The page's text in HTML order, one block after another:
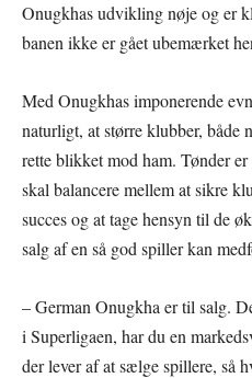
Onugkhas udvikling nøje og er
banen ikke er gået ubemærket
Med Onugkhas imponerende
naturligt, at større klubber, både
rette blikket mod ham. Tønder
skal balancere mellem at sikre
succes og at tage hensyn til de
salg af en så god spiller kan
– German Onugkha er til salg.
i Superligaen, har du en
der lever af at sælge spillere, så